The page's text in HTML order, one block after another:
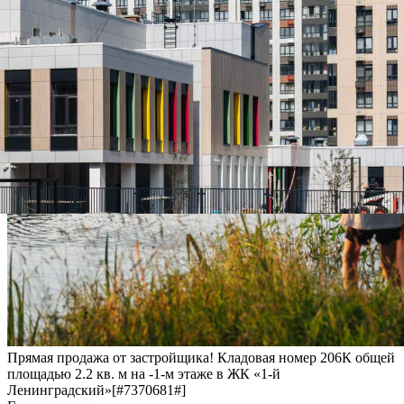
Прямая продажа от застройщика! Кладовая номер 206К общей
площадью 2.2 кв. м на -1-м этаже в ЖК «1-й
Ленинградский»[#7370681#]